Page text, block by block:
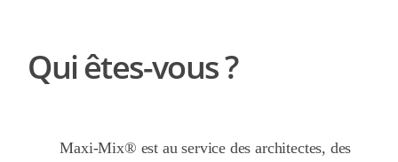
Qui êtes-vous ?
Maxi-Mix® est au service des architectes, des